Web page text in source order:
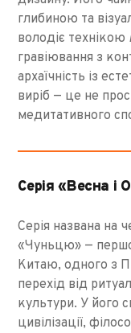
глибиною та
володіє технікою
гравіювання з
архаїчність із
виріб — це не
медитативного
Серія «Весна і
Серія названа на
«Чуньцю» —
Китаю, одного з
перехід від
культури. У його
цивілізації,